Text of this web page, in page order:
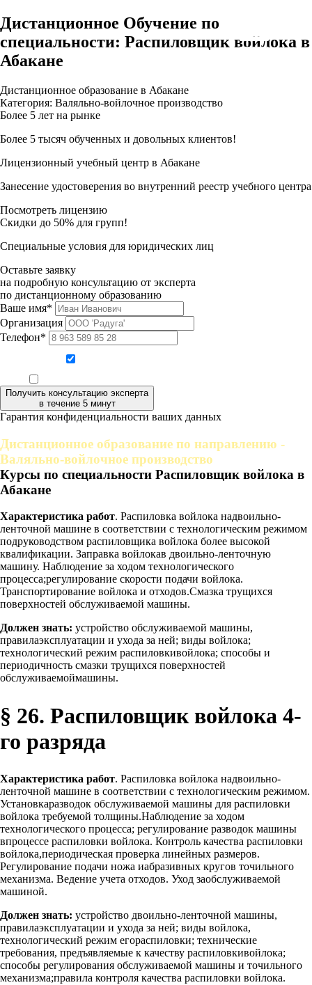
Дистанционное Обучение по
специальности: Распиловщик войлока в
Абакане
Дистанционное образование в Абакане
Категория: Валяльно-войлочное производство
Более 5 лет на рынке
Более 5 тысяч обученных и довольных клиентов!
Лицензионный учебный центр в Абакане
Занесение удостоверения во внутренний реестр учебного центра
Посмотреть лицензию
Скидки до 50% для групп!
Специальные условия для юридических лиц
Оставьте заявку
на подробную консультацию от эксперта
по дистанционному образованию
Ваше имя*
Организация
Телефон*
Получить консультацию эксперта
в течение 5 минут
Гарантия конфиденциальности ваших данных
Дистанционное образование по направлению -
Валяльно-войлочное производство
Курсы по специальности Распиловщик войлока в
Абакане
Характеристика работ. Распиловка войлока надвоильно-
ленточной машине в соответствии с технологическим режимом
подруководством распиловщика войлока более высокой
квалификации. Заправка войлокав двоильно-ленточную
машину. Наблюдение за ходом технологического
процесса;регулирование скорости подачи войлока.
Транспортирование войлока и отходов.Смазка трущихся
поверхностей обслуживаемой машины.
Должен знать: устройство обслуживаемой машины,
правилаэксплуатации и ухода за ней; виды войлока;
технологический режим распиловкивойлока; способы и
периодичность смазки трущихся поверхностей
обслуживаемоймашины.
§ 26. Распиловщик войлока 4-
го разряда
Характеристика работ. Распиловка войлока надвоильно-
ленточной машине в соответствии с технологическим режимом.
Установкаразводок обслуживаемой машины для распиловки
войлока требуемой толщины.Наблюдение за ходом
технологического процесса; регулирование разводок машины
впроцессе распиловки войлока. Контроль качества распиловки
войлока,периодическая проверка линейных размеров.
Регулирование подачи ножа иабразивных кругов точильного
механизма. Ведение учета отходов. Уход заобслуживаемой
машиной.
Должен знать: устройство двоильно-ленточной машины,
правилаэксплуатации и ухода за ней; виды войлока,
технологический режим егораспиловки; технические
требования, предъявляемые к качеству распиловкивойлока;
способы регулирования обслуживаемой машины и точильного
механизма;правила контроля качества распиловки войлока.